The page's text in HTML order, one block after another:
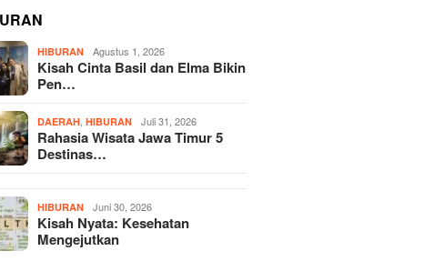
HIBURAN Agustus 1, 2026
Kisah Cinta Basil dan Elma Bikin
Pen…
DAERAH ,HIBURAN Juli 31, 2026
Rahasia Wisata Jawa Timur 5
Destinas…
HIBURAN Juni 30, 2026
Kisah Nyata: Kesehatan
Mengejutkan